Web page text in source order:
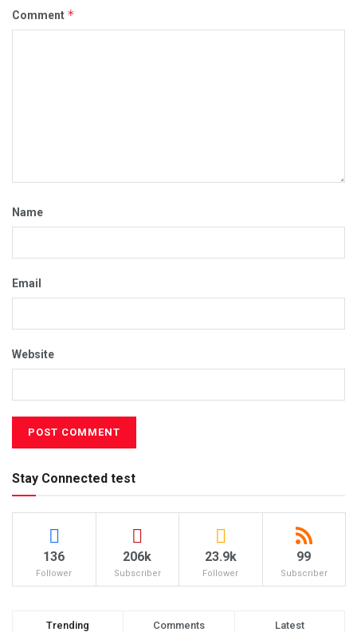
Comment *
Name
Email
Website
Stay Connected test
136
Follower
206k
Subscriber
23.9k
Follower
99
Subscriber
Trending Comments Latest